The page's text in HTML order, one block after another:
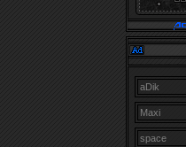
aDik
Maxi
space